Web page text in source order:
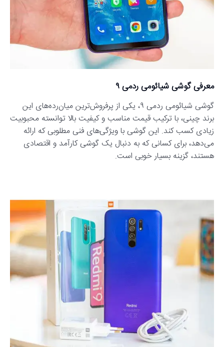
معرفی گوشی شیائومی ردمی ۹
گوشی شیائومی ردمی ۹، یکی از پرفروش‌ترین میان‌رده‌های این
برند چینی، با ترکیب قیمت مناسب و کیفیت بالا توانسته محبوبیت
زیادی کسب کند. این گوشی با ویژگی‌های فنی مطلوبی که ارائه
می‌دهد، برای کسانی که به دنبال یک گوشی کارآمد و اقتصادی
هستند، گزینه بسیار خوبی است.